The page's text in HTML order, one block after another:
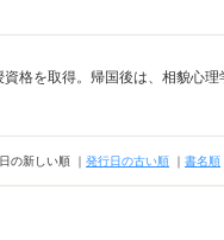
格を取得。帰国後は、相貌心
の新しい順 ｜ 発行日の古い順 ｜ 書名順